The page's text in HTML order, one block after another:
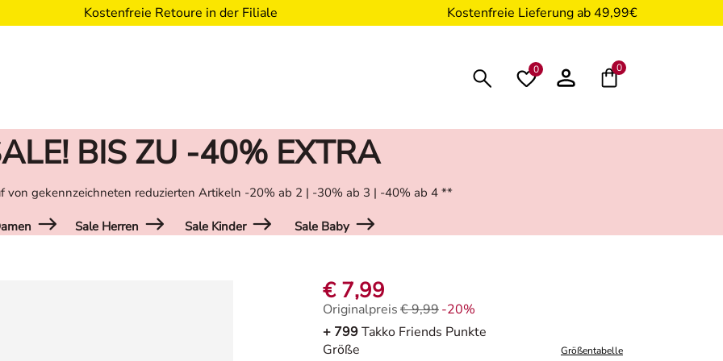
Kostenfreie Retoure in der Filiale Kostenfreie Lieferung ab 49,99€
0 0
BIS ZU -40% EXTRA
von gekennzeichneten reduzierten Artikeln -20% ab 2 | -30% ab 3 | -40% ab 4 **
Sale Herren Sale Kinder
Sale Baby
€ 7,99
Originalpreis € 9,99, Rabat -20%
Originalpreis€ 9,99-20%
+ 799Takko Friends Punkte
Größe
Größentabelle